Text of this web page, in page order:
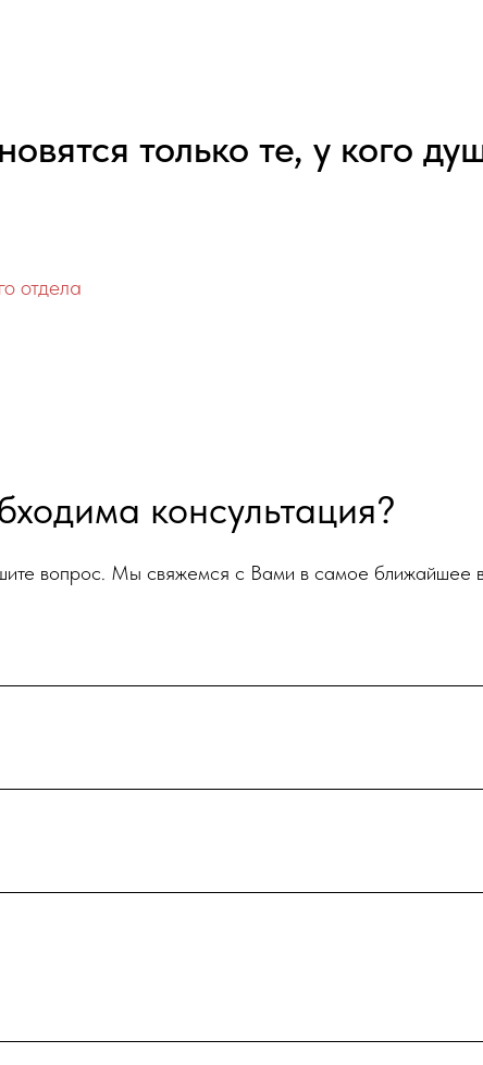
только те, у кого
отдела
консультация?
вопрос. Мы свяжемся с Вами в самое ближайшее